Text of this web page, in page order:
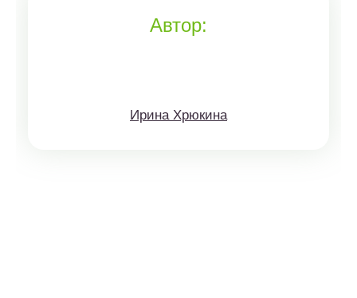
Автор:
Ирина Хрюкина